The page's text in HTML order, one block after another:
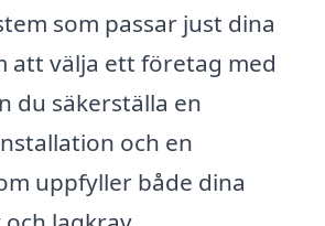
som passar just dina
att välja ett företag med
du säkerställa en
och en
uppfyller både dina